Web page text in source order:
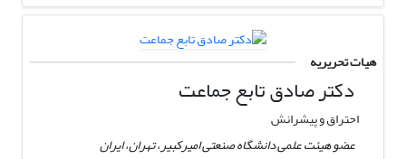
هیات تحریریه
دکتر صادق تابع جماعت
احتراق و پیشرانش
عضو هیئت علمی دانشگاه صنعتی امیرکبیر، تهران، ایران